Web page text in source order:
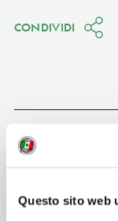
Questo sito web
CONDIVIDI
Bevagna